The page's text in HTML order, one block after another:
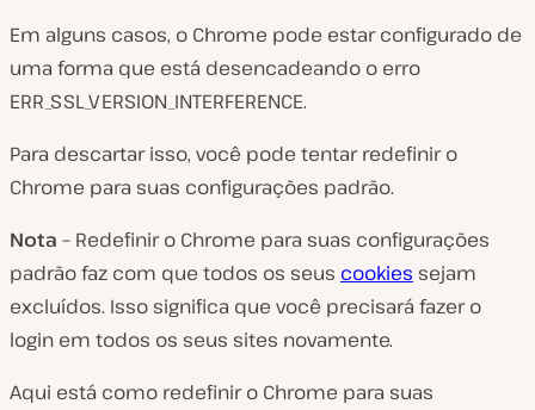
Em alguns casos, o Chrome pode estar configurado de
uma forma que está desencadeando o erro
ERR_SSL_VERSION_INTERFERENCE.
Para descartar isso, você pode tentar redefinir o
Chrome para suas configurações padrão.
Nota – Redefinir o Chrome para suas configurações
padrão faz com que todos os seus cookies sejam
excluídos. Isso significa que você precisará fazer o
login em todos os seus sites novamente.
Aqui está como redefinir o Chrome para suas